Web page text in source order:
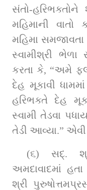
સંતો-હરિભક્તોને
મહિમાની વાતો
મહિમા
સ્‍વામીશ્રી ભેળા
કરતા કે, “અમે
દેહ મૂકાવી
હરિભક્તે દેહ
સ્‍વામી તેડવા
તેડી આવ્યા.” એવી
(૬) સદ્.
અમદાવાદમાં
શ્રી